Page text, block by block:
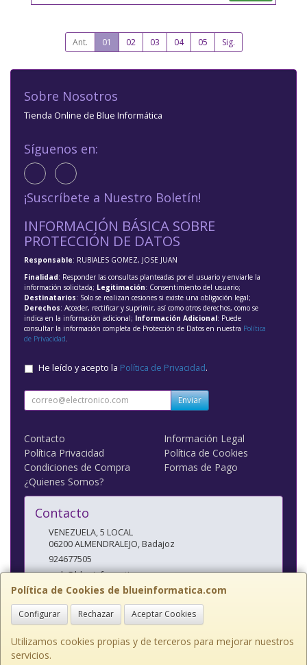
Ant. 01 02 03 04 05 Sig.
Política de Cookies de blueinformatica.com
Configurar Rechazar Aceptar Cookies
Utilizamos cookies propias y de terceros para mejorar nuestros
servicios.
Sobre Nosotros
Tienda Online de Blue Informática
Síguenos en:
¡Suscríbete a Nuestro Boletín!
INFORMACIÓN BÁSICA SOBRE
PROTECCIÓN DE DATOS
Responsable: RUBIALES GOMEZ, JOSE JUAN
Finalidad: Responder las consultas planteadas por el usuario y enviarle la
información solicitada; Legitimación: Consentimiento del usuario;
Destinatarios: Solo se realizan cesiones si existe una obligación legal;
Derechos: Acceder, rectificar y suprimir, así como otros derechos, como se
indica en la información adicional; Información Adicional: Puede
consultar la información completa de Protección de Datos en nuestra Política
de Privacidad.
He leído y acepto la Política de Privacidad.
Enviar
Contacto
Información Legal
Política Privacidad
Política de Cookies
Condiciones de Compra
Formas de Pago
¿Quienes Somos?
Contacto
VENEZUELA, 5 LOCAL
06200ALMENDRALEJO,Badajoz
924677505
web@blueinformatica.com
Horario
10 a 14 Y 17 a 20:30